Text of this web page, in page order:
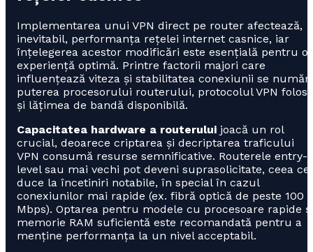
Implementarea unui VPN direct pe router afectează,
inevitabil, performanța rețelei internet casnice, iar
înțelegerea acestor modificări este esențială pentru o
experiență optimă. Printre factorii majori care
influențează viteza și stabilitatea conexiunii se
puterea procesorului routerului, protocolul VPN
și lățimea de bandă disponibilă.
Capacitatea hardware a routerului joacă un rol
crucial, deoarece criptarea și decriptarea traficului
VPN consumă resurse semnificative. Routerele entry-
level sau mai vechi pot deveni suprasolicitate, ceea ce
duce la încetiniri notabile, în special în cazul
conexiunilor mai rapide (ex. fibră optică de peste 100
Mbps). Optarea pentru modele cu procesoare rapide și
memorie RAM suficientă este recomandată pentru a
menține performanța la un nivel acceptabil.